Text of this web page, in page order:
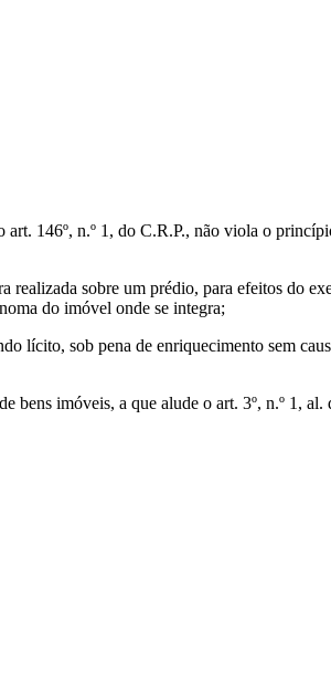
146º, n.º 1, do C.R.P., não viola o
sobre um prédio, para efeitos do
do imóvel onde se integra;
lícito, sob pena de enriquecimento sem
bens imóveis, a que alude o art. 3º, n.º 1, al.